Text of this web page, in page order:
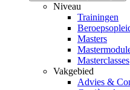
Niveau
Trainingen
Masters
Masterclasses
Vakgebied
Advies &